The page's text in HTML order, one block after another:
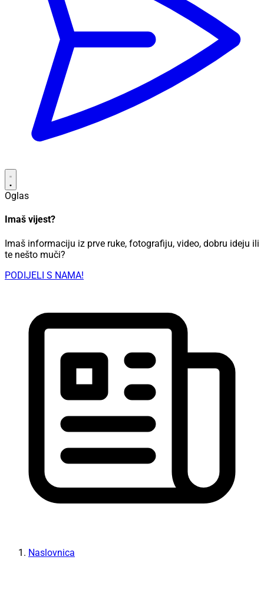
Oglas
Imaš vijest?
Imaš informaciju iz prve ruke, fotografiju, video, dobru ideju ili
te nešto muči?
PODIJELI S NAMA!
Naslovnica